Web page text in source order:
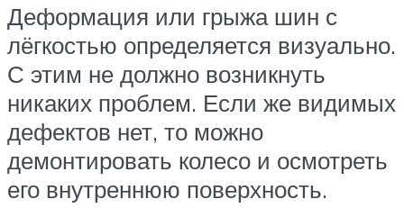
Деформация или грыжа шин с
лёгкостью определяется визуально.
С этим не должно возникнуть
никаких проблем. Если же видимых
дефектов нет, то можно
демонтировать колесо и осмотреть
его внутреннюю поверхность.